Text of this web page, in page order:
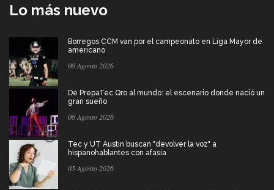
Lo más nuevo
Borregos CCM van por el campeonato en Liga Mayor de
americano
06 Agosto 2026
De PrepaTec Qro al mundo: el escenario donde nació un
gran sueño
06 Agosto 2026
Tec y UT Austin buscan "devolver la voz" a
hispanohablantes con afasia
05 Agosto 2026